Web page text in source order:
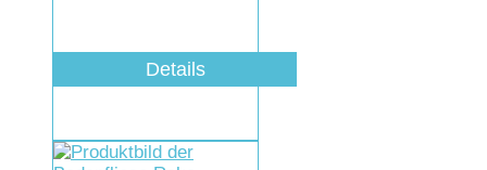
Details